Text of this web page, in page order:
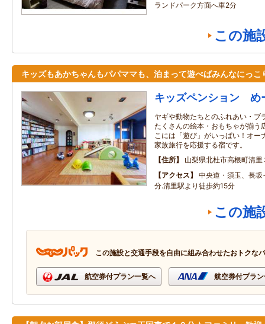
ランドパーク方面へ車2分
この施
キッズもあかちゃんもパパママも、泊まって遊べばみんなにっこ
キッズペンション め
ヤギや動物たちとのふれあい・ブ
たくさんの絵本・おもちゃが揃う
こには「遊び」がいっぱい！オー
家族旅行を応援する宿です。
住所
山梨県北杜市高根町清
アクセス
中央道・須玉、長
分.清里駅より徒歩約15分
この施
この施設と交通手段を自由に組み合わせたおトクな
航空券付プラン一覧へ 航空券付プラ